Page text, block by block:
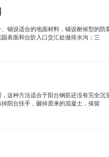
铺设适合的地面材料，铺设耐候型的
表面和台阶入口交汇处做排水沟；三
这种方法适合于阳台钢筋还没有完全
阳台扶手，砸掉原来的混凝土，保留